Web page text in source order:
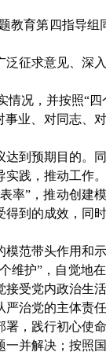
教育第四指导组
征求意见、深
情况，并按照“四
事业、对同志、
达到预期目的。
实践，推动工作。
率”，推动创建
得到的成效 ，同时
模范带头作用和
维护”，自觉地
受党内政治生
严治党的主体责
， 践行初心使命
一并解决 ；按照